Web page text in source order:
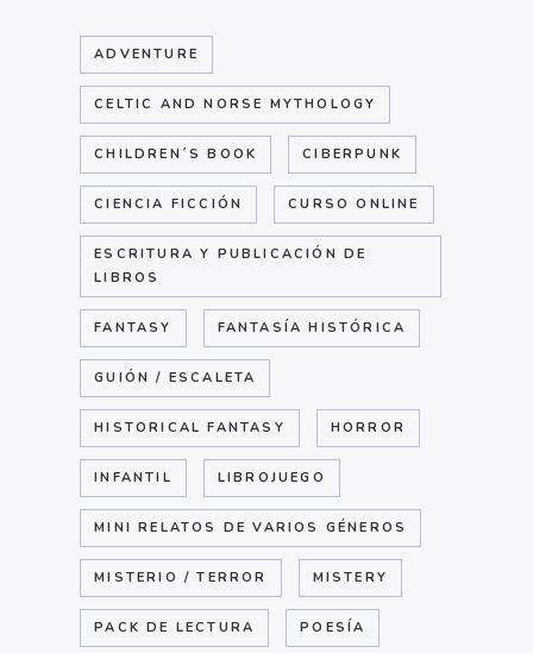
ADVENTURE
CELTIC AND NORSE MYTHOLOGY
CHILDREN´S BOOK CIBERPUNK
CIENCIA FICCIÓN CURSO ONLINE
ESCRITURA Y PUBLICACIÓN DE
LIBROS
FANTASY FANTASÍA HISTÓRICA
GUIÓN / ESCALETA
HISTORICAL FANTASY HORROR
INFANTIL LIBROJUEGO
MINI RELATOS DE VARIOS GÉNEROS
MISTERIO / TERROR MISTERY
PACK DE LECTURA POESÍA